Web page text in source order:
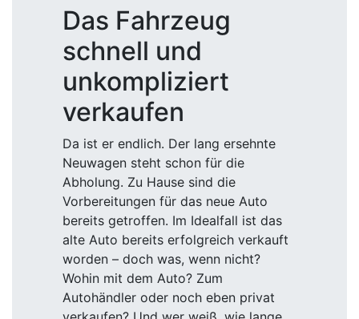
Das Fahrzeug
schnell und
unkompliziert
verkaufen
Da ist er endlich. Der lang ersehnte
Neuwagen steht schon für die
Abholung. Zu Hause sind die
Vorbereitungen für das neue Auto
bereits getroffen. Im Idealfall ist das
alte Auto bereits erfolgreich verkauft
worden – doch was, wenn nicht?
Wohin mit dem Auto? Zum
Autohändler oder noch eben privat